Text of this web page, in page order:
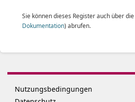
Sie können dieses Register auch über die
Dokumentation) abrufen.
Nutzungsbedingungen